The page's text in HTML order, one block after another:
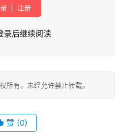
注册
录后继续阅读
所有，未经允许禁止转载。
赞 (0)